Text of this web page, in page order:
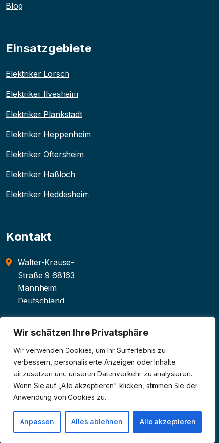
Wir schätzen Ihre Privatsphäre
Wir verwenden Cookies, um Ihr Surferlebnis zu
verbessern, personalisierte Anzeigen oder Inhalte
einzusetzen und unseren Datenverkehr zu analysieren.
Wenn Sie auf „Alle akzeptieren" klicken, stimmen Sie der
Anwendung von Cookies zu.
Anpassen Alles ablehnen Alle akzeptieren
Blog
Einsatzgebiete
Elektriker Lorsch
Elektriker Ilvesheim
Elektriker Plankstadt
Elektriker Heppenheim
Elektriker Oftersheim
Elektriker Haßloch
Elektriker Heddesheim
Kontakt
Walter-Krause-
Straße 9 68163
Mannheim
Deutschland
info@mannheim-
elektriker.de
Impressum
Datenschutz
Öffnungszeiten: